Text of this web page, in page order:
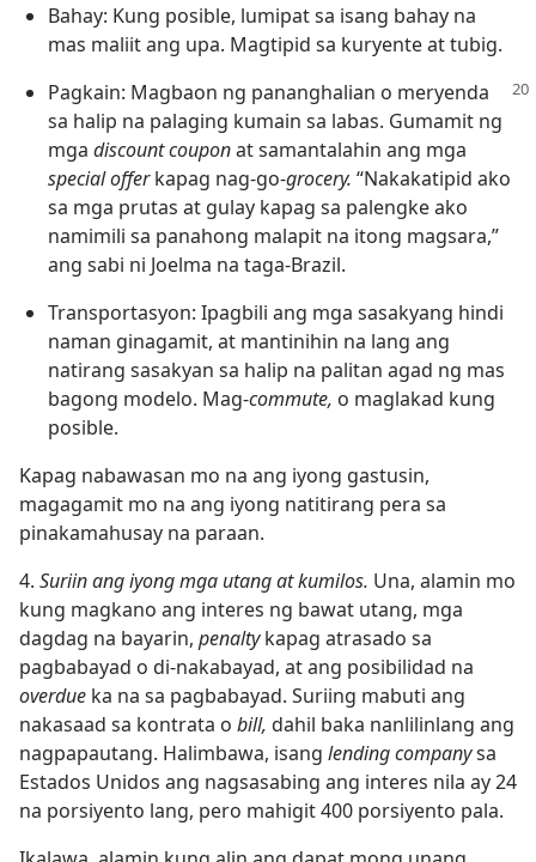
Bahay: Kung posible, lumipat sa isang bahay na
mas maliit ang upa. Magtipid sa kuryente at tubig.
Pagkain: Magbaon ng pananghalian o meryenda
sa halip na palaging kumain sa labas. Gumamit ng
mga discount couponat samantalahin ang mga
special offerkapag nag-go-grocery. “Nakakatipid ako
sa mga prutas at gulay kapag sa palengke ako
namimili sa panahong malapit na itong magsara,”
ang sabi ni Joelma na taga-Brazil.
Transportasyon: Ipagbili ang mga sasakyang hindi
naman ginagamit, at mantinihin na lang ang
natirang sasakyan sa halip na palitan agad ng mas
bagong modelo. Mag-commute, o maglakad kung
posible.
Kapag nabawasan mo na ang iyong gastusin,
magagamit mo na ang iyong natitirang pera sa
pinakamahusay na paraan.
4. Suriin ang iyong mga utang at kumilos. Una, alamin mo
kung magkano ang interes ng bawat utang, mga
dagdag na bayarin, penaltykapag atrasado sa
pagbabayad o di-nakabayad, at ang posibilidad na
overdue ka na sa pagbabayad. Suriing mabuti ang
nakasaad sa kontrata o bill, dahil baka nanlilinlang ang
nagpapautang. Halimbawa, isang lending companysa
Estados Unidos ang nagsasabing ang interes nila ay 24
na porsiyento lang, pero mahigit 400 porsiyento pala.